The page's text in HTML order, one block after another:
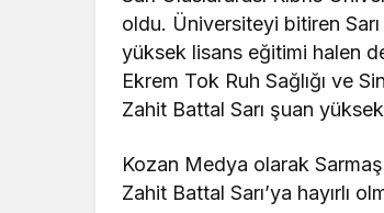
oldu. Üniversiteyi bitiren
yüksek lisans eğitimi halen
Ekrem Tok Ruh Sağlığı ve
Zahit Battal Sarı şuan
Kozan Medya olarak
Zahit Battal Sarı’ya hayırlı